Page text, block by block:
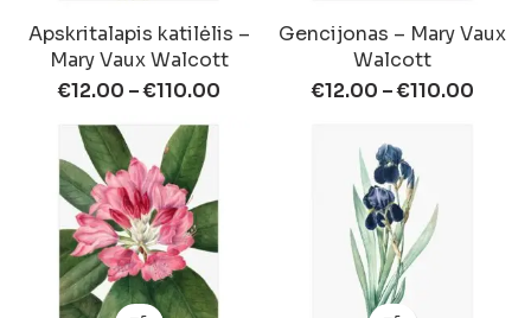
Apskritalapis katilėlis –
Mary Vaux Walcott
€12.00 –€110.00
Gencijonas – Mary Vaux
Walcott
€12.00 –€110.00